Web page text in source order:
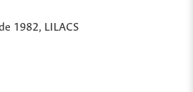
1982, LILACS